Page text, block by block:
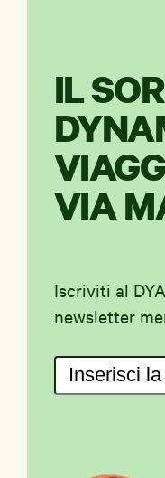
IL
VIA
Iscriviti al
newsletter